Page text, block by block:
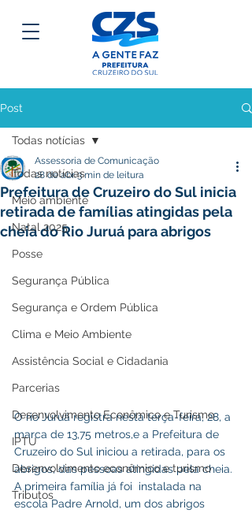
Post
Todas notícias
Meio ambiente
Natal 2025
Posse
Segurança Pública
Segurança e Ordem Pública
Clima e Meio Ambiente
Assistência Social e Cidadania
Parcerias
Desenvolvimento Econômico e Turismo
IPTU
Desenvolvimento econômico e turismo
Tributos
Todas notícias
Prefeitura de Cruzeiro do Sul inicia
retirada de famílias atingidas pela
cheia do Rio Juruá para abrigos
Assessoria de Comunicação
28 de abr.3 min de leitura
O rio Juruá registra nesta terça-feira, 28, a
marca de 13,75 metros,e a Prefeitura de
Cruzeiro do Sul iniciou a retirada, para os
abrigos, das pessoas atingidas pela cheia.
A primeira família já foi  instalada na
escola Padre Arnold, um dos abrigos